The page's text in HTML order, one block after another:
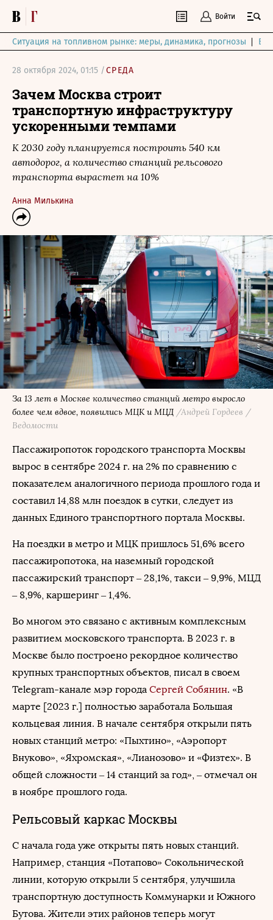
Войти
Ситуация на топливном рынке: меры, динамика, прогнозы
28 октября 2024, 01:15 /СРЕДА
Зачем Москва строит
транспортную инфраструктуру
ускоренными темпами
К 2030 году планируется построить 540 км
автодорог, а количество станций рельсового
транспорта вырастет на 10%
Анна Милькина
За 13 лет в Москве количество станций метро выросло
более чем вдвое, появились МЦК и МЦД /Андрей Гордеев /
Ведомости
Пассажиропоток городского транспорта Москвы
вырос в сентябре 2024 г. на 2% по сравнению с
показателем аналогичного периода прошлого года и
составил 14,88 млн поездок в сутки, следует из
данных Единого транспортного портала Москвы.
На поездки в метро и МЦК пришлось 51,6% всего
пассажиропотока, на наземный городской
пассажирский транспорт – 28,1%, такси – 9,9%, МЦД
– 8,9%, каршеринг – 1,4%.
Во многом это связано с активным комплексным
развитием московского транспорта. В 2023 г. в
Москве было построено рекордное количество
крупных транспортных объектов, писал в своем
Telegram-канале мэр города Сергей Собянин. «В
марте [2023 г.] полностью заработала Большая
кольцевая линия. В начале сентября открыли пять
новых станций метро: «Пыхтино», «Аэропорт
Внуково», «Яхромская», «Лианозово» и «Физтех». В
общей сложности – 14 станций за год», – отмечал он
в ноябре прошлого года.
Рельсовый каркас Москвы
С начала года уже открыты пять новых станций.
Например, станция «Потапово» Сокольнической
линии, которую открыли 5 сентября, улучшила
транспортную доступность Коммунарки и Южного
Бутова. Жители этих районов теперь могут